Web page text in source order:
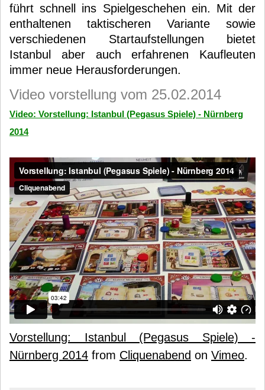
führt schnell ins Spielgeschehen ein. Mit der
enthaltenen taktischeren Variante sowie
verschiedenen Startaufstellungen bietet
Istanbul aber auch erfahrenen Kaufleuten
immer neue Herausforderungen.
Video vorstellung vom 25.02.2014
Video: Vorstellung: Istanbul (Pegasus Spiele) - Nürnberg
2014
Vorstellung: Istanbul (Pegasus Spiele) -
Nürnberg 2014 from Cliquenabend on Vimeo.